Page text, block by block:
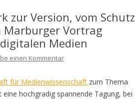
zur Version, vom Schutz
Marburger Vortrag
Medien
einen Kommentar
für Medienwissenschaft zum Thema
hochgradig spannende Tagung, bei